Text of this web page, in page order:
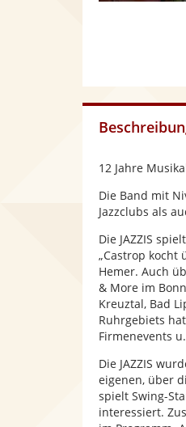
12 Jahre
Die Band mit
Jazzclubs als
Die JAZZIS
„Castrop kocht
Hemer. Auch
& More im
Kreuztal, Bad
Ruhrgebiets
Firmenevents
Die JAZZIS
eigenen, über
spielt Swing-
interessiert.